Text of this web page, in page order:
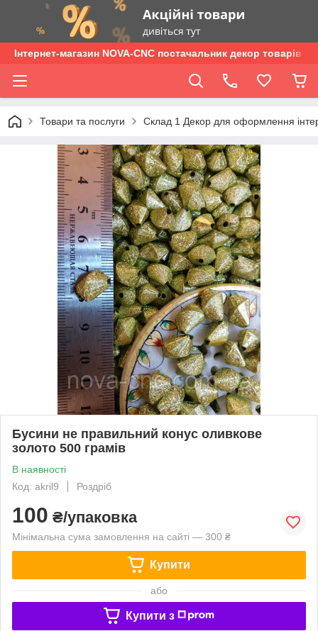
Інтернет-магазин NOVA-CNC постачальник декор товарів
Товари та послуги Склад 1 Декор для оформлення
Бусини не правильний конус оливкове
золото 500 грамів
В наявності
Код: akril9
Роздріб
100 ₴/упаковка
Мінімальна сума замовлення на сайті — 300 ₴
Купити
або
Купити з